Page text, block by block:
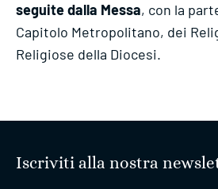
seguite dalla Messa, con la
Capitolo Metropolitano, dei
Religiose della Diocesi.
Iscriviti alla nostra